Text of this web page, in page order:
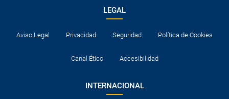
LEGAL
Aviso Legal Privacidad Seguridad Política de Cookies
Canal Ético Accesibilidad
INTERNACIONAL